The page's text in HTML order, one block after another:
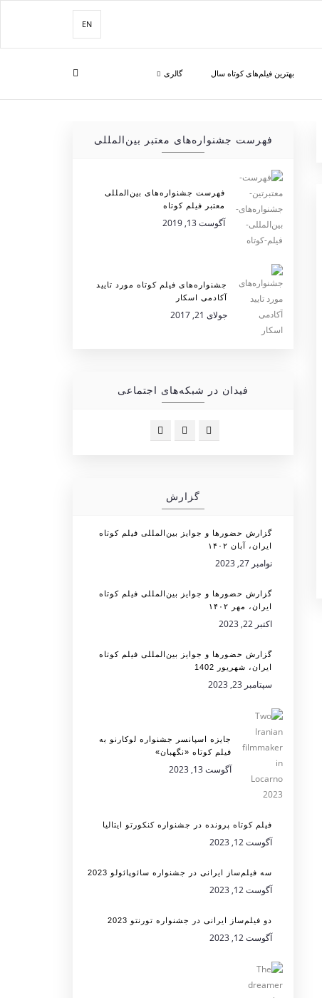
EN
بهترین فیلم‌های کوتاه سال گالری
فهرست جشنواره‌های معتبر بین‌المللی
فهرست جشنواره‌های بین‌المللی
معتبر فیلم کوتاه
آگوست 13, 2019
جشنواره‌های فیلم کوتاه مورد تایید
آکادمی اسکار
جولای 21, 2017
فیدان در شبکه‌های اجتماعی
گزارش
گزارش حضورها و جوایز بین‌المللی فیلم کوتاه
ایران، آبان ۱۴۰۲
نوامبر 27, 2023
گزارش حضورها و جوایز بین‌المللی فیلم کوتاه
ایران، مهر ۱۴۰۲
اکتبر 22, 2023
گزارش حضورها و جوایز بین‌المللی فیلم کوتاه
ایران، شهریور 1402
سپتامبر 23, 2023
جایزه اسپانسر جشنواره لوکارنو به
فیلم کوتاه «نگهبان»
آگوست 13, 2023
فیلم کوتاه پرونده در جشنواره کنکورتو ایتالیا
آگوست 12, 2023
سه فیلم‌ساز ایرانی در جشنواره سائوپائولو 2023
آگوست 12, 2023
دو فیلم‌ساز ایرانی در جشنواره تورنتو 2023
آگوست 12, 2023